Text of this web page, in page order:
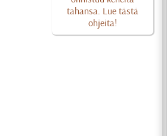
tahansa. Lue tästä
ohjeita!